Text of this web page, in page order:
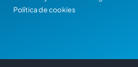
Política de cookies